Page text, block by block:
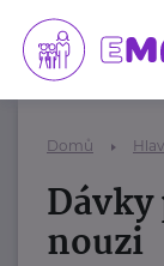
Domů
nouzi